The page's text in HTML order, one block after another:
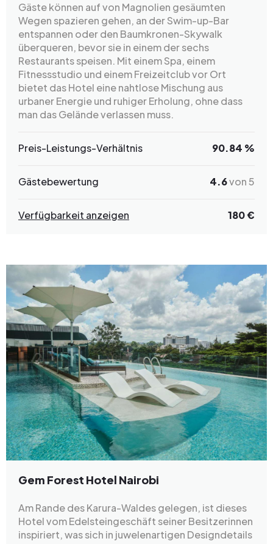
Gäste können auf von Magnolien gesäumten
Wegen spazieren gehen, an der Swim-up-Bar
entspannen oder den Baumkronen-Skywalk
überqueren, bevor sie in einem der sechs
Restaurants speisen. Mit einem Spa, einem
Fitnessstudio und einem Freizeitclub vor Ort
bietet das Hotel eine nahtlose Mischung aus
urbaner Energie und ruhiger Erholung, ohne dass
man das Gelände verlassen muss.
Preis-Leistungs-Verhältnis 90.84 %
Gästebewertung 4.6von 5
Verfügbarkeit anzeigen 180 €
Gem Forest Hotel Nairobi
Am Rande des Karura-Waldes gelegen, ist dieses
Hotel vom Edelsteingeschäft seiner Besitzerinnen
inspiriert, was sich in juwelenartigen Designdetails